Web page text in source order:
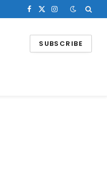
Facebook
X
Instagram
SUBSCRIBE